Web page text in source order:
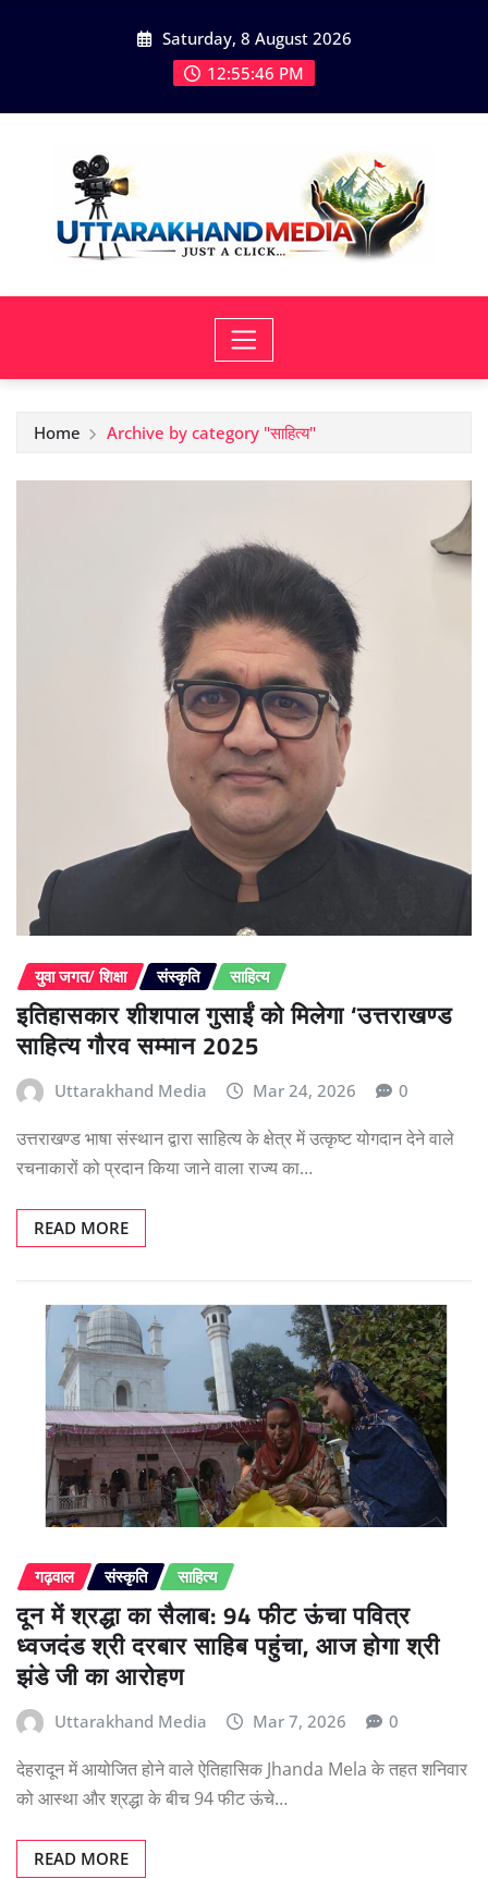
Saturday, 8 August 2026
12:55:47 PM
Home Archive by category "साहित्य"
युवा जगत/ शिक्षा संस्कृति साहित्य
इतिहासकार शीशपाल गुसाईं को मिलेगा ‘उत्तराखण्ड
साहित्य गौरव सम्मान 2025
Uttarakhand Media Mar 24, 2026 0
उत्तराखण्ड भाषा संस्थान द्वारा साहित्य के क्षेत्र में उत्कृष्ट योगदान देने वाले
रचनाकारों को प्रदान किया जाने वाला राज्य का…
READ MORE
गढ़वाल संस्कृति साहित्य
दून में श्रद्धा का सैलाब: 94 फीट ऊंचा पवित्र
ध्वजदंड श्री दरबार साहिब पहुंचा, आज होगा श्री
झंडे जी का आरोहण
Uttarakhand Media Mar 7, 2026 0
देहरादून में आयोजित होने वाले ऐतिहासिक Jhanda Mela के तहत शनिवार
को आस्था और श्रद्धा के बीच 94 फीट ऊंचे…
READ MORE